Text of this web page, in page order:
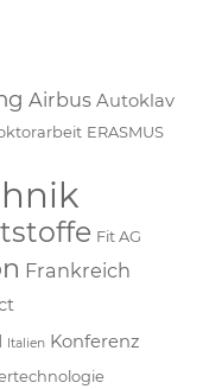
Airbus Autoklav
ERASMUS
Fit AG
Frankreich
Italien Konferenz